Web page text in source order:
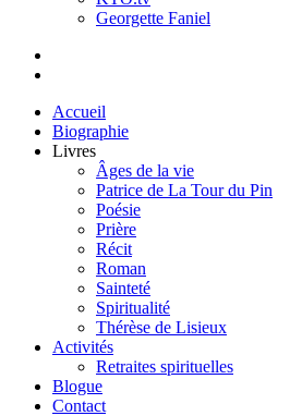
Georgette Faniel
Accueil
Biographie
Livres
Âges de la vie
Patrice de La Tour du Pin
Poésie
Prière
Récit
Roman
Sainteté
Spiritualité
Thérèse de Lisieux
Activités
Retraites spirituelles
Blogue
Contact